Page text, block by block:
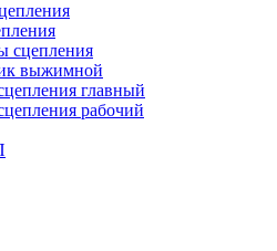
сцепления
выжимной
главный
рабочий